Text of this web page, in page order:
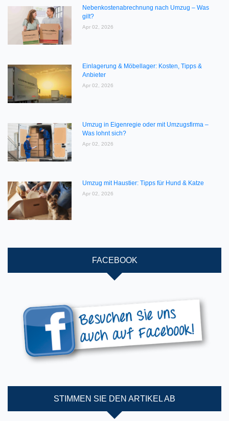
Nebenkostenabrechnung nach Umzug – Was
gilt?
Apr 02, 2026
Einlagerung & Möbellager: Kosten, Tipps &
Anbieter
Apr 02, 2026
Umzug in Eigenregie oder mit Umzugsfirma –
Was lohnt sich?
Apr 02, 2026
Umzug mit Haustier: Tipps für Hund & Katze
Apr 02, 2026
FACEBOOK
STIMMEN SIE DEN ARTIKEL AB